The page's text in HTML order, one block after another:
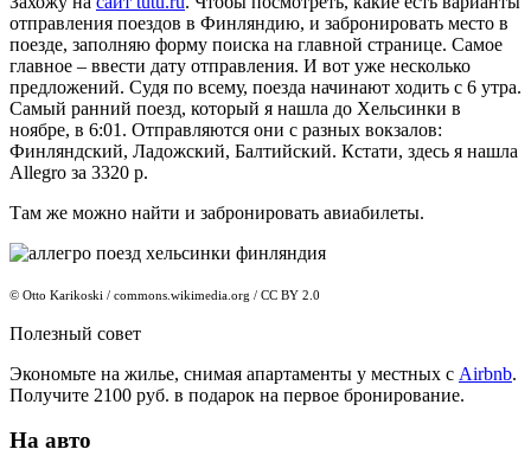
отправления поездов в Финляндию, и забронировать место в
поезде, заполняю форму поиска на главной странице. Самое
главное – ввести дату отправления. И вот уже несколько
предложений. Судя по всему, поезда начинают ходить с 6 утра.
Самый ранний поезд, который я нашла до Хельсинки в
ноябре, в 6:01. Отправляются они с разных вокзалов:
Финляндский, Ладожский, Балтийский. Кстати, здесь я нашла
Allegro за 3320 р.
Там же можно найти и забронировать авиабилеты.
© Otto Karikoski / commons.wikimedia.org / CC BY 2.0
Полезный совет
Экономьте на жилье, снимая апартаменты у местных с Airbnb.
Получите 2100 руб. в подарок на первое бронирование.
На авто